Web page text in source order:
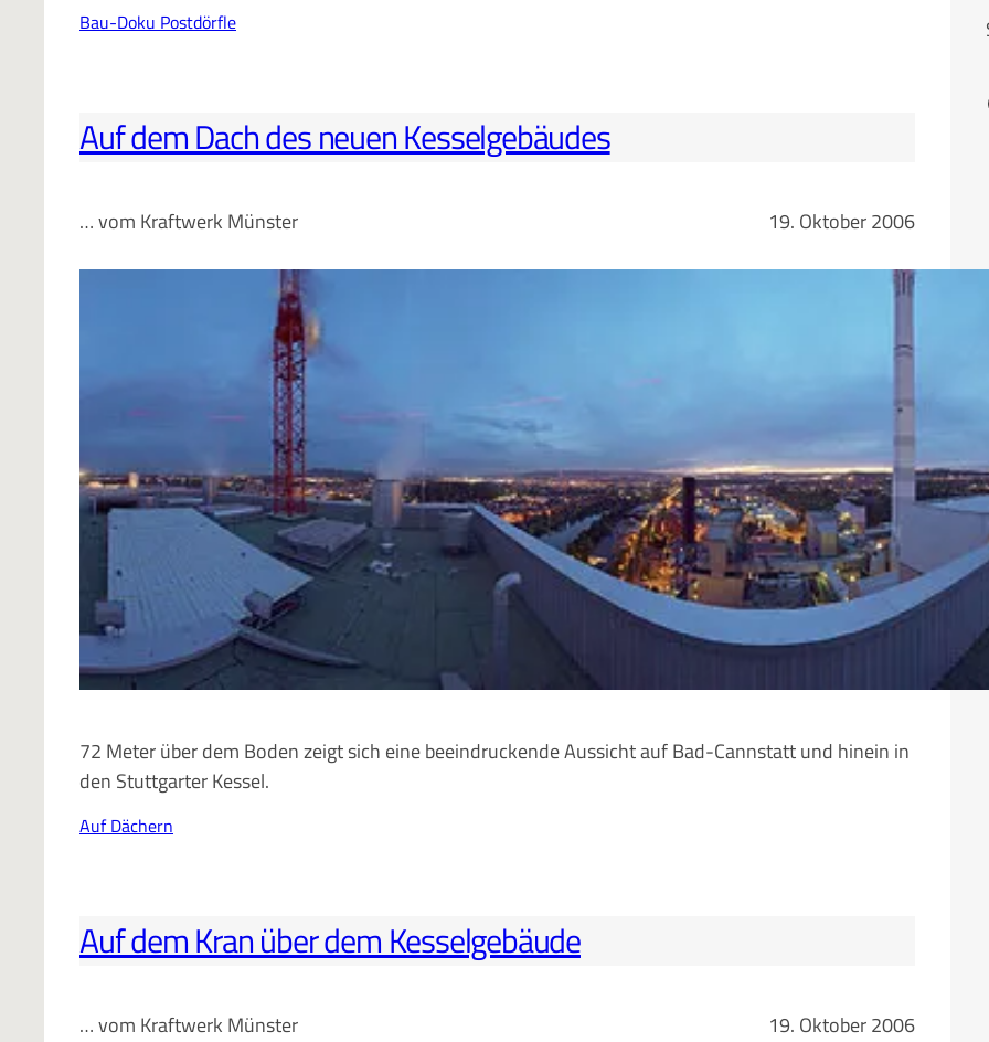
Bau-Doku Postdörfle
Auf dem Dach des neuen Kesselgebäudes
… vom Kraftwerk Münster 19. Oktober 2006
72 Meter über dem Boden zeigt sich eine beeindruckende Aussicht auf Bad-Cannstatt und hinein in
den Stuttgarter Kessel.
Auf Dächern
Auf dem Kran über dem Kesselgebäude
… vom Kraftwerk Münster 19. Oktober 2006